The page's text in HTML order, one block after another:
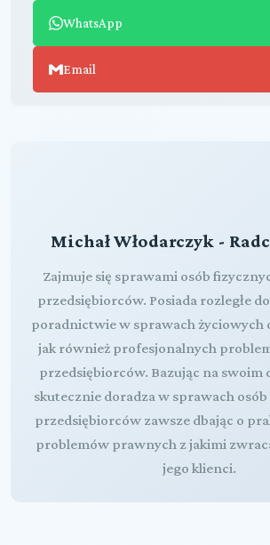
WhatsApp
Email
Michał Włodarczyk -
Zajmuje się sprawami osób
przedsiębiorców. Posiada rozległe
poradnictwie w sprawach życiowych
jak również profesjonalnych
przedsiębiorców. Bazując na swoim
skutecznie doradza w sprawach
przedsiębiorców zawsze dbając o
problemów prawnych z jakimi
jego klienci.